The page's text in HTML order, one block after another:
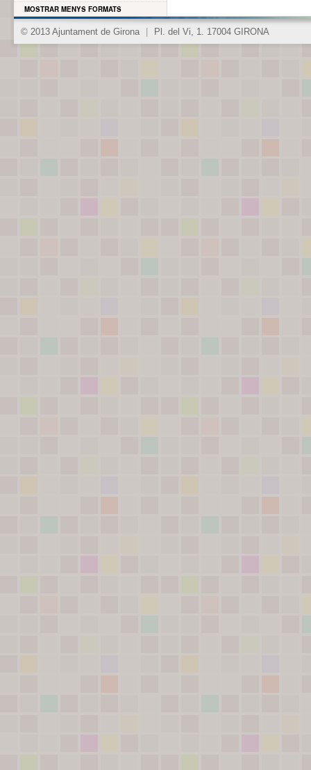
MOSTRAR MENYS FORMATS
© 2013 Ajuntament de Girona Pl. del Vi, 1. 17004 GIRONA